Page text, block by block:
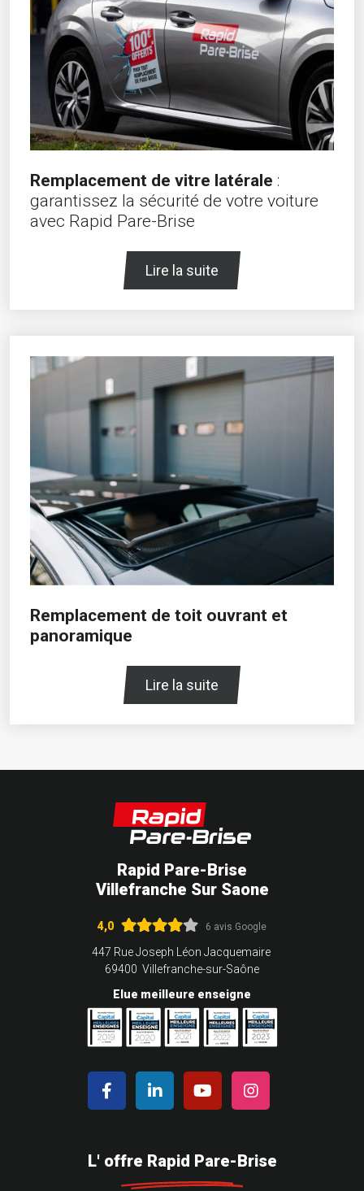
Remplacement de vitre latérale :
garantissez la sécurité de votre voiture
avec Rapid Pare-Brise
Lire la suite
Remplacement de toit ouvrant et
panoramique
Lire la suite
Rapid Pare-Brise
Villefranche Sur Saone
4,0 6 avis Google
447 Rue Joseph Léon Jacquemaire
69400 Villefranche-sur-Saône
Elue meilleure enseigne
L' offre Rapid Pare-Brise